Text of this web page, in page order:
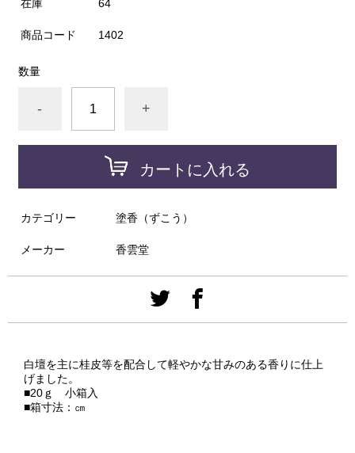
在庫 64
商品コード 1402
数量
- +
カートに入れる
カテゴリー 塗香（ずこう）
メーカー 香雲堂
白壇を主に桂皮等を配合して軽やかな甘みのある香りに仕上
げました。
■20ｇ 小箱入
■箱寸法：㎝